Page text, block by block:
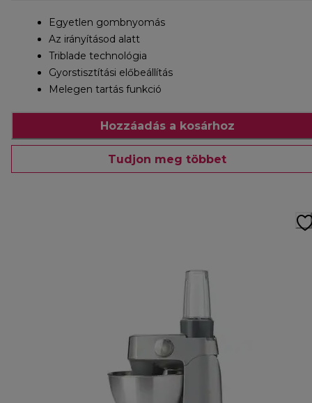
Egyetlen gombnyomás
Az irányításod alatt
Triblade technológia
Gyorstisztítási előbeállítás
Melegen tartás funkció
Hozzáadás a kosárhoz
Tudjon meg többet